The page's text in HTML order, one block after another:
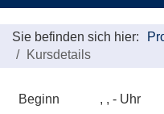
Sie befinden sich hier:
Kursdetails
Beginn , , - Uhr